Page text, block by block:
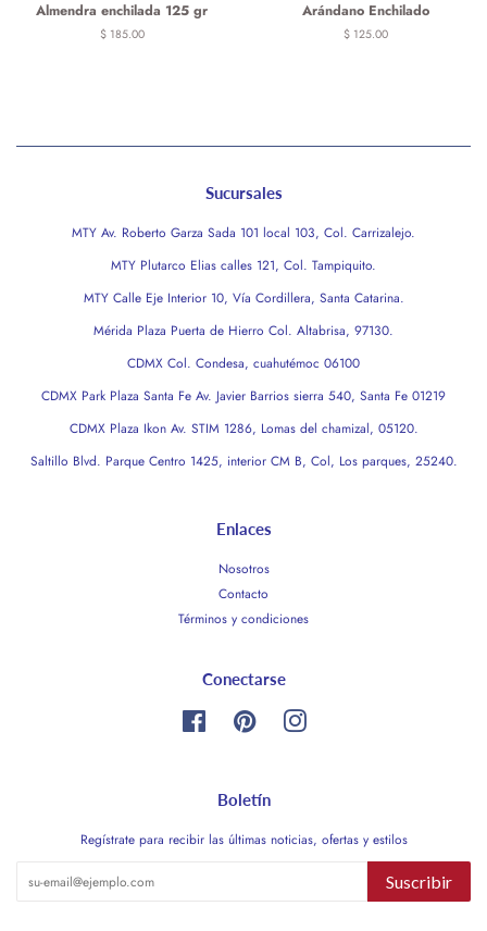
Almendra enchilada 125 gr
Precio
$ 185.00
Arándano Enchilado
Precio
$ 125.00
Sucursales
MTY Av. Roberto Garza Sada 101 local 103, Col. Carrizalejo.
MTY Plutarco Elias calles 121, Col. Tampiquito.
MTY Calle Eje Interior 10, Vía Cordillera, Santa Catarina.
Mérida Plaza Puerta de Hierro Col. Altabrisa, 97130.
CDMX Col. Condesa, cuahutémoc 06100
CDMX Park Plaza Santa Fe Av. Javier Barrios sierra 540, Santa Fe 01219
CDMX Plaza Ikon Av. STIM 1286, Lomas del chamizal, 05120.
Saltillo Blvd. Parque Centro 1425, interior CM B, Col, Los parques, 25240.
Enlaces
Nosotros
Contacto
Términos y condiciones
Conectarse
FacebookPinterestInstagram
Boletín
Regístrate para recibir las últimas noticias, ofertas y estilos
Suscribir